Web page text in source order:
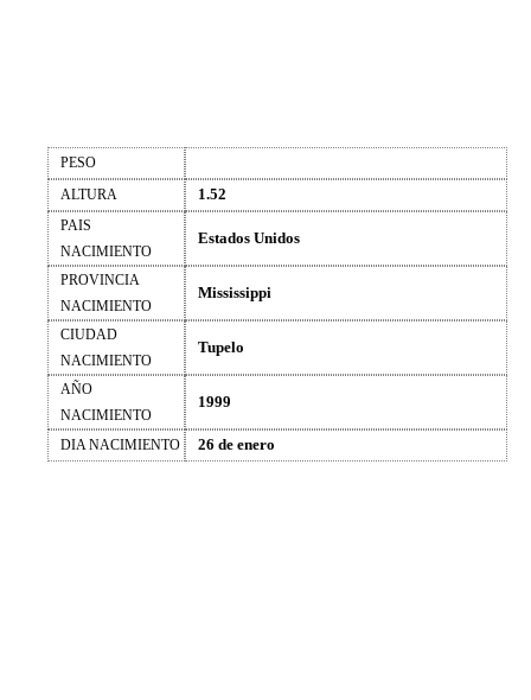
PESO
ALTURA
1.52
PAIS
NACIMIENTO
Estados Unidos
PROVINCIA
NACIMIENTO
Mississippi
CIUDAD
NACIMIENTO
Tupelo
AÑO
NACIMIENTO
1999
DIA NACIMIENTO 26 de enero